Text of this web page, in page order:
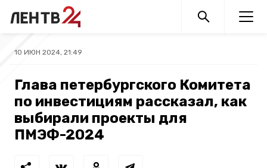
10 ИЮН 2024, 21:49
Глава петербургского Комитета
по инвестициям рассказал, как
выбирали проекты для
ПМЭФ-2024